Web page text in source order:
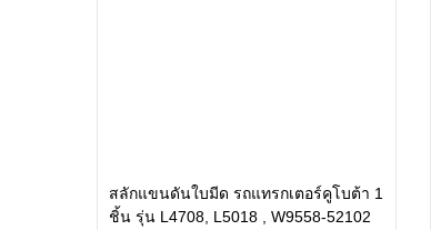
สลักแขนดันใบมีด รถแทรกเตอร์คูโบต้า 1
ชิ้น รุ่น L4708, L5018 , W9558-52102
หยิบใส่ตะกร้า